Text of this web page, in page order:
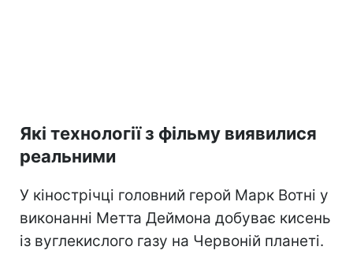
Які технології з фільму виявилися
реальними
У кінострічці головний герой Марк Вотні у
виконанні Метта Деймона добуває кисень
із вуглекислого газу на Червоній планеті.